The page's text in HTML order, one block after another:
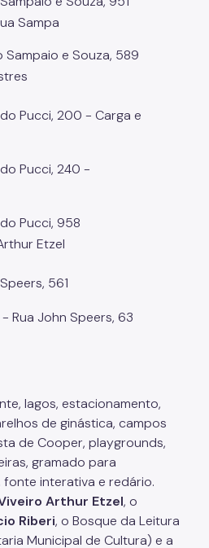
Verdes e Espaços Livres
Sampa
e Souza, 589
Pucci, 200 - Carga e
Pucci, 240 -
Pucci, 958
Etzel
561
Rua John Speers, 63
lagos, estacionamento,
de ginástica, campos
de Cooper, playgrounds,
gramado para
fonte interativa e redário.
Arthur Etzel, o
Riberi, o Bosque da Leitura
Municipal de Cultura) e a